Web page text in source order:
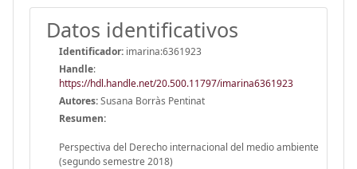
Datos identificativos
Identificador: imarina:6361923
Handle:
https://hdl.handle.net/20.500.11797/imarina6361923
Autores:Susana Borràs Pentinat
Resumen:
Perspectiva del Derecho internacional del medio ambiente
(segundo semestre 2018)